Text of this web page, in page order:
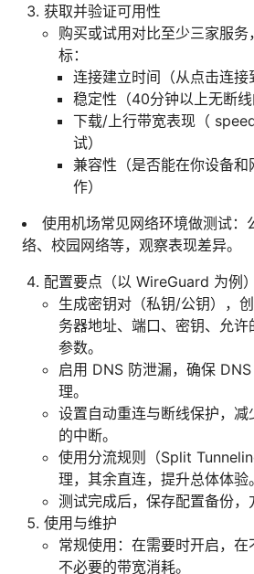
获取并验证可用性
购买或试用对比至少三家服
标：
连接建立时间（从点击连接
稳定性（40分钟以上无断线
下载/上行带宽表现（
试）
兼容性（是否能在你设备和
作）
使用机场常见网络环境做测试：
络、校园网络等，观察表现差异。
配置要点（以 WireGuard 为例）
生成密钥对（私钥/公钥），
务器地址、端口、密钥、允
参数。
启用 DNS 防泄漏，确保
理。
设置自动重连与断线保护，
的中断。
使用分流规则（Split
理，其余直连，提升总体体验。
测试完成后，保存配置备份，
使用与维护
常规使用：在需要时开启，
不必要的带宽消耗。